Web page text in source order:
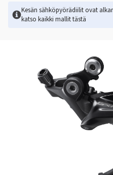
Kesän sähköpyörädiilit ovat
katso kaikki mallittästä